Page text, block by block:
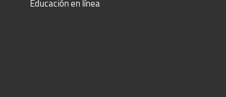
Educación en línea